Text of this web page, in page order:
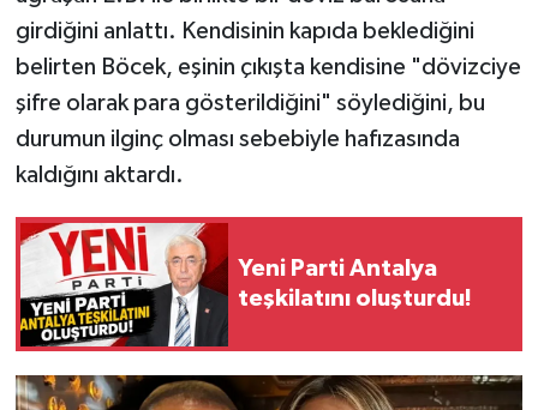
girdiğini anlattı. Kendisinin kapıda beklediğini
belirten Böcek, eşinin çıkışta kendisine "dövizciye
şifre olarak para gösterildiğini" söylediğini, bu
durumun ilginç olması sebebiyle hafızasında
kaldığını aktardı.
Yeni Parti Antalya
teşkilatını oluşturdu!